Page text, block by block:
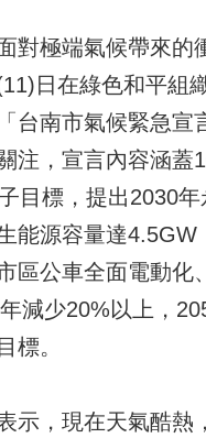
對極端氣候帶來的
日在綠色和平組
台南市氣候緊急宣
注，宣言內容涵蓋
目標，提出2030
能源容量達4.5GW
區公車全面電動化
減少20%以上，
標。
示，現在天氣酷熱